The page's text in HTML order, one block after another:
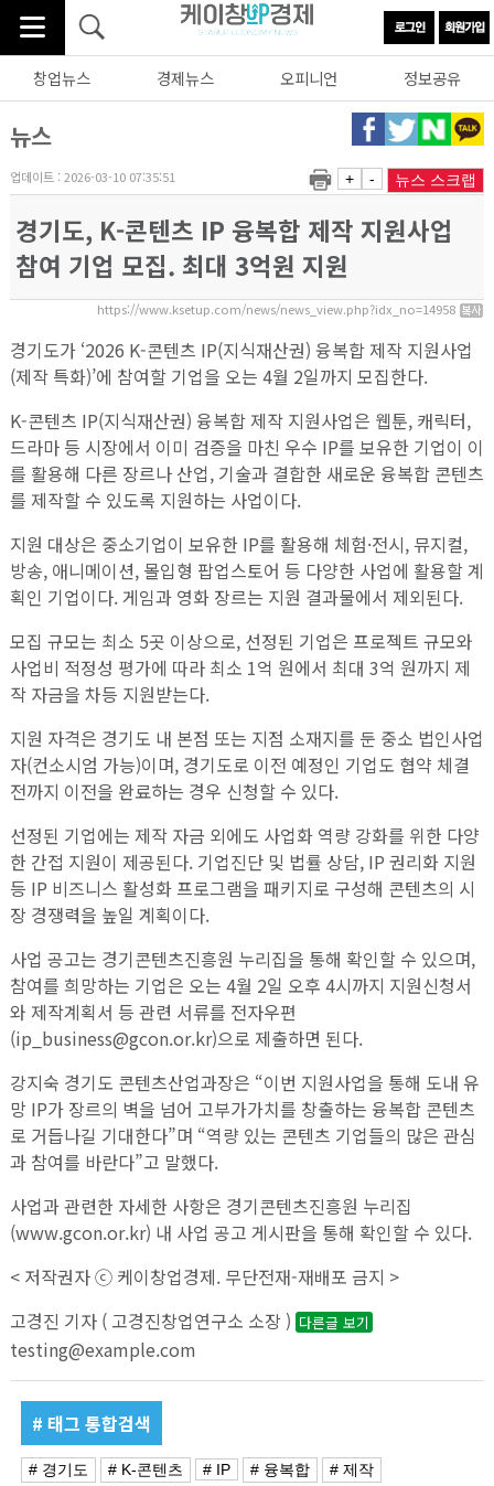
창업뉴스 경제뉴스 오피니언 정보공유
뉴스
업데이트 : 2026-03-10 07:35:51 + - 뉴스 스크랩
경기도, K-콘텐츠 IP 융복합 제작 지원사업
참여 기업 모집. 최대 3억원 지원
https://www.ksetup.com/news/news_view.php?idx_no=14958
경기도가 ‘2026 K-콘텐츠 IP(지식재산권) 융복합 제작 지원사업
(제작 특화)’에 참여할 기업을 오는 4월 2일까지 모집한다.
K-콘텐츠 IP(지식재산권) 융복합 제작 지원사업은 웹툰, 캐릭터,
드라마 등 시장에서 이미 검증을 마친 우수 IP를 보유한 기업이 이
를 활용해 다른 장르나 산업, 기술과 결합한 새로운 융복합 콘텐츠
를 제작할 수 있도록 지원하는 사업이다.
지원 대상은 중소기업이 보유한 IP를 활용해 체험·전시, 뮤지컬,
방송, 애니메이션, 몰입형 팝업스토어 등 다양한 사업에 활용할 계
획인 기업이다. 게임과 영화 장르는 지원 결과물에서 제외된다.
모집 규모는 최소 5곳 이상으로, 선정된 기업은 프로젝트 규모와
사업비 적정성 평가에 따라 최소 1억 원에서 최대 3억 원까지 제
작 자금을 차등 지원받는다.
지원 자격은 경기도 내 본점 또는 지점 소재지를 둔 중소 법인사업
자(컨소시엄 가능)이며, 경기도로 이전 예정인 기업도 협약 체결
전까지 이전을 완료하는 경우 신청할 수 있다.
선정된 기업에는 제작 자금 외에도 사업화 역량 강화를 위한 다양
한 간접 지원이 제공된다. 기업진단 및 법률 상담, IP 권리화 지원
등 IP 비즈니스 활성화 프로그램을 패키지로 구성해 콘텐츠의 시
장 경쟁력을 높일 계획이다.
사업 공고는 경기콘텐츠진흥원 누리집을 통해 확인할 수 있으며,
참여를 희망하는 기업은 오는 4월 2일 오후 4시까지 지원신청서
와 제작계획서 등 관련 서류를 전자우편
(ip_business@gcon.or.kr)으로 제출하면 된다.
강지숙 경기도 콘텐츠산업과장은 “이번 지원사업을 통해 도내 유
망 IP가 장르의 벽을 넘어 고부가가치를 창출하는 융복합 콘텐츠
로 거듭나길 기대한다”며 “역량 있는 콘텐츠 기업들의 많은 관심
과 참여를 바란다”고 말했다.
사업과 관련한 자세한 사항은 경기콘텐츠진흥원 누리집
(www.gcon.or.kr) 내 사업 공고 게시판을 통해 확인할 수 있다.
< 저작권자 ⓒ 케이창업경제. 무단전재-재배포 금지 >
고경진 기자 ( 고경진창업연구소 소장 ) 다른글 보기
testing@example.com
# 태그 통합검색
# 경기도 # K-콘텐츠 # IP # 융복합
# 제작